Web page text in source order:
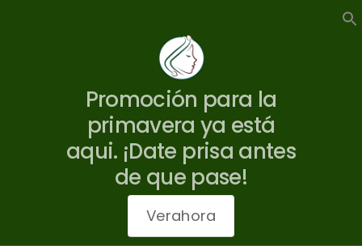
Promoción para la
primavera ya está
aqui. ¡Date prisa antes
de que pase!
Verahora